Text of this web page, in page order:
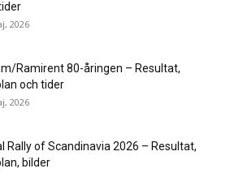
2026
Ramirent 80-åringen – Resultat,
och tider
2026
Rally of Scandinavia 2026 – Resultat,
bilder